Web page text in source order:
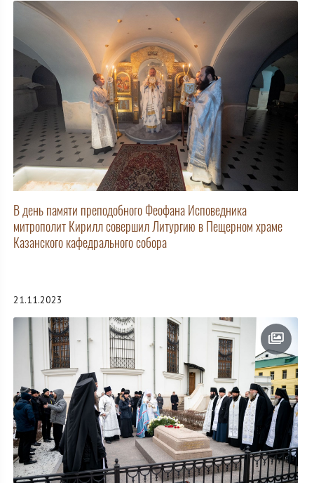
В день памяти преподобного Феофана Исповедника
митрополит Кирилл совершил Литургию в Пещерном храме
Казанского кафедрального собора
21.11.2023